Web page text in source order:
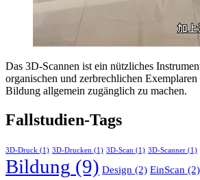
Das 3D-Scannen ist ein nützliches
organischen und zerbrechlichen
Bildung allgemein zugänglich zu machen.
Fallstudien-Tags
3D-Druck (1) 3D-Drucken (1) 3D-Scan (1) 3D-Scanner (1)
Bildung (9) Design (2) EinScan (2)